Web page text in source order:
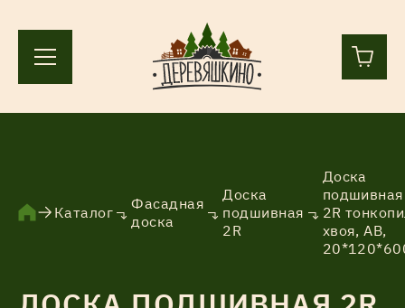
Ленинградская область, Всеволожский р-н, пос.
Каталог
Фасадная
доска
Доска
подшивная
2R
Доска
подшивная
2R
хвоя, АВ,